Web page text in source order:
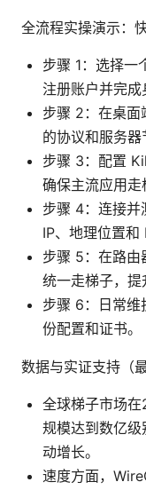
全流程实操演示：
步骤 1：选择一
注册账户并完成
步骤 2：在桌面
的协议和服务器
步骤 3：配置
确保主流应用走
步骤 4：连接并
IP、地理位置和
步骤 5：在路由
统一走梯子，提
步骤 6：日常维
份配置和证书。
数据与实证支持（
全球梯子市场
规模达到数亿
动增长。
速度方面，